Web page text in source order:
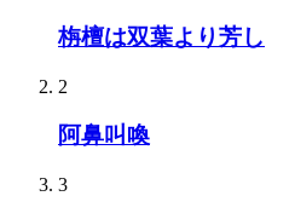
栴檀は双葉より芳し
2
阿鼻叫喚
3